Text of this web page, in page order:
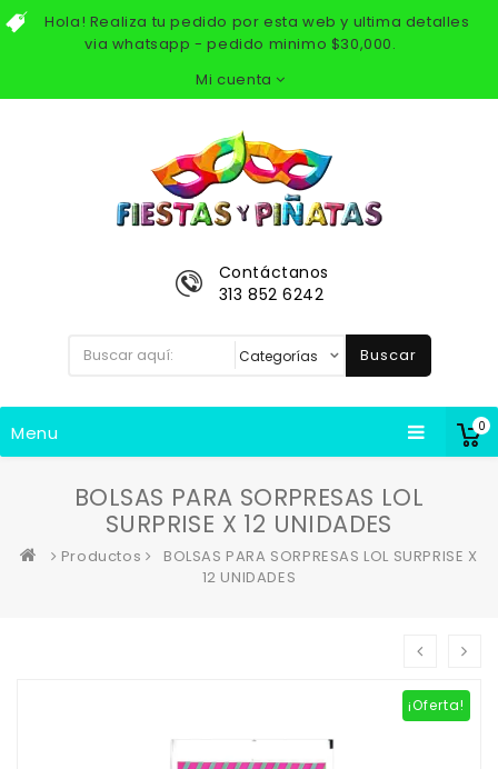
Hola! Realiza tu pedido por esta web y ultima detalles
via whatsapp - pedido minimo $30,000.
Mi cuenta
0
Contáctanos
313 852 6242
Buscar
Menu
BOLSAS PARA SORPRESAS LOL
SURPRISE X 12 UNIDADES
Productos
BOLSAS PARA SORPRESAS LOL SURPRISE X
12 UNIDADES
¡Oferta!